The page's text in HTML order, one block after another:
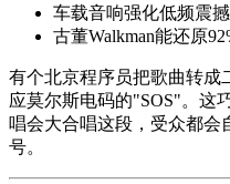
车载音响强化低频震撼
古董Walkman能还原
有个北京程序员把歌曲转成
应莫尔斯电码的"SOS"。这
唱会大合唱这段，受众都会
号。